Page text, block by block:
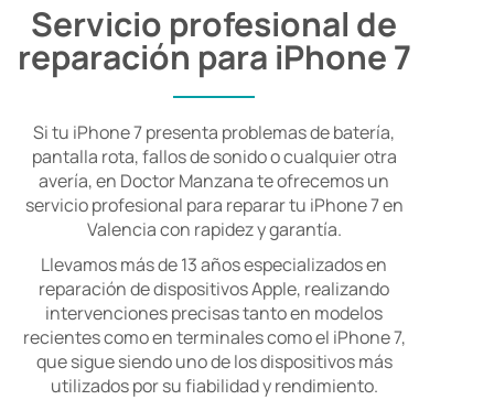
Servicio profesional de
reparación para iPhone 7
Si tu iPhone 7 presenta problemas de batería,
pantalla rota, fallos de sonido o cualquier otra
avería, en Doctor Manzana te ofrecemos un
servicio profesional para reparar tu iPhone 7 en
Valencia con rapidez y garantía.
Llevamos más de 13 años especializados en
reparación de dispositivos Apple, realizando
intervenciones precisas tanto en modelos
recientes como en terminales como el iPhone 7,
que sigue siendo uno de los dispositivos más
utilizados por su fiabilidad y rendimiento.